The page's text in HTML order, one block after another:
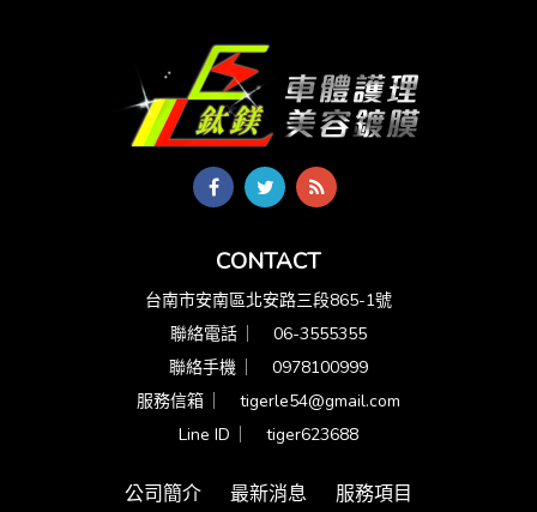
CONTACT
台南市安南區北安路三段865-1號
聯絡電話 ︳ 06-3555355
聯絡手機 ︳ 0978100999
服務信箱 ︳ tigerle54@gmail.com
Line ID ︳ tiger623688
公司簡介 最新消息 服務項目